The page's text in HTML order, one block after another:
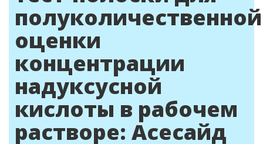
полуколичественной
оценки
концентрации
надуксусной
кислоты в рабочем
растворе: Асесайд